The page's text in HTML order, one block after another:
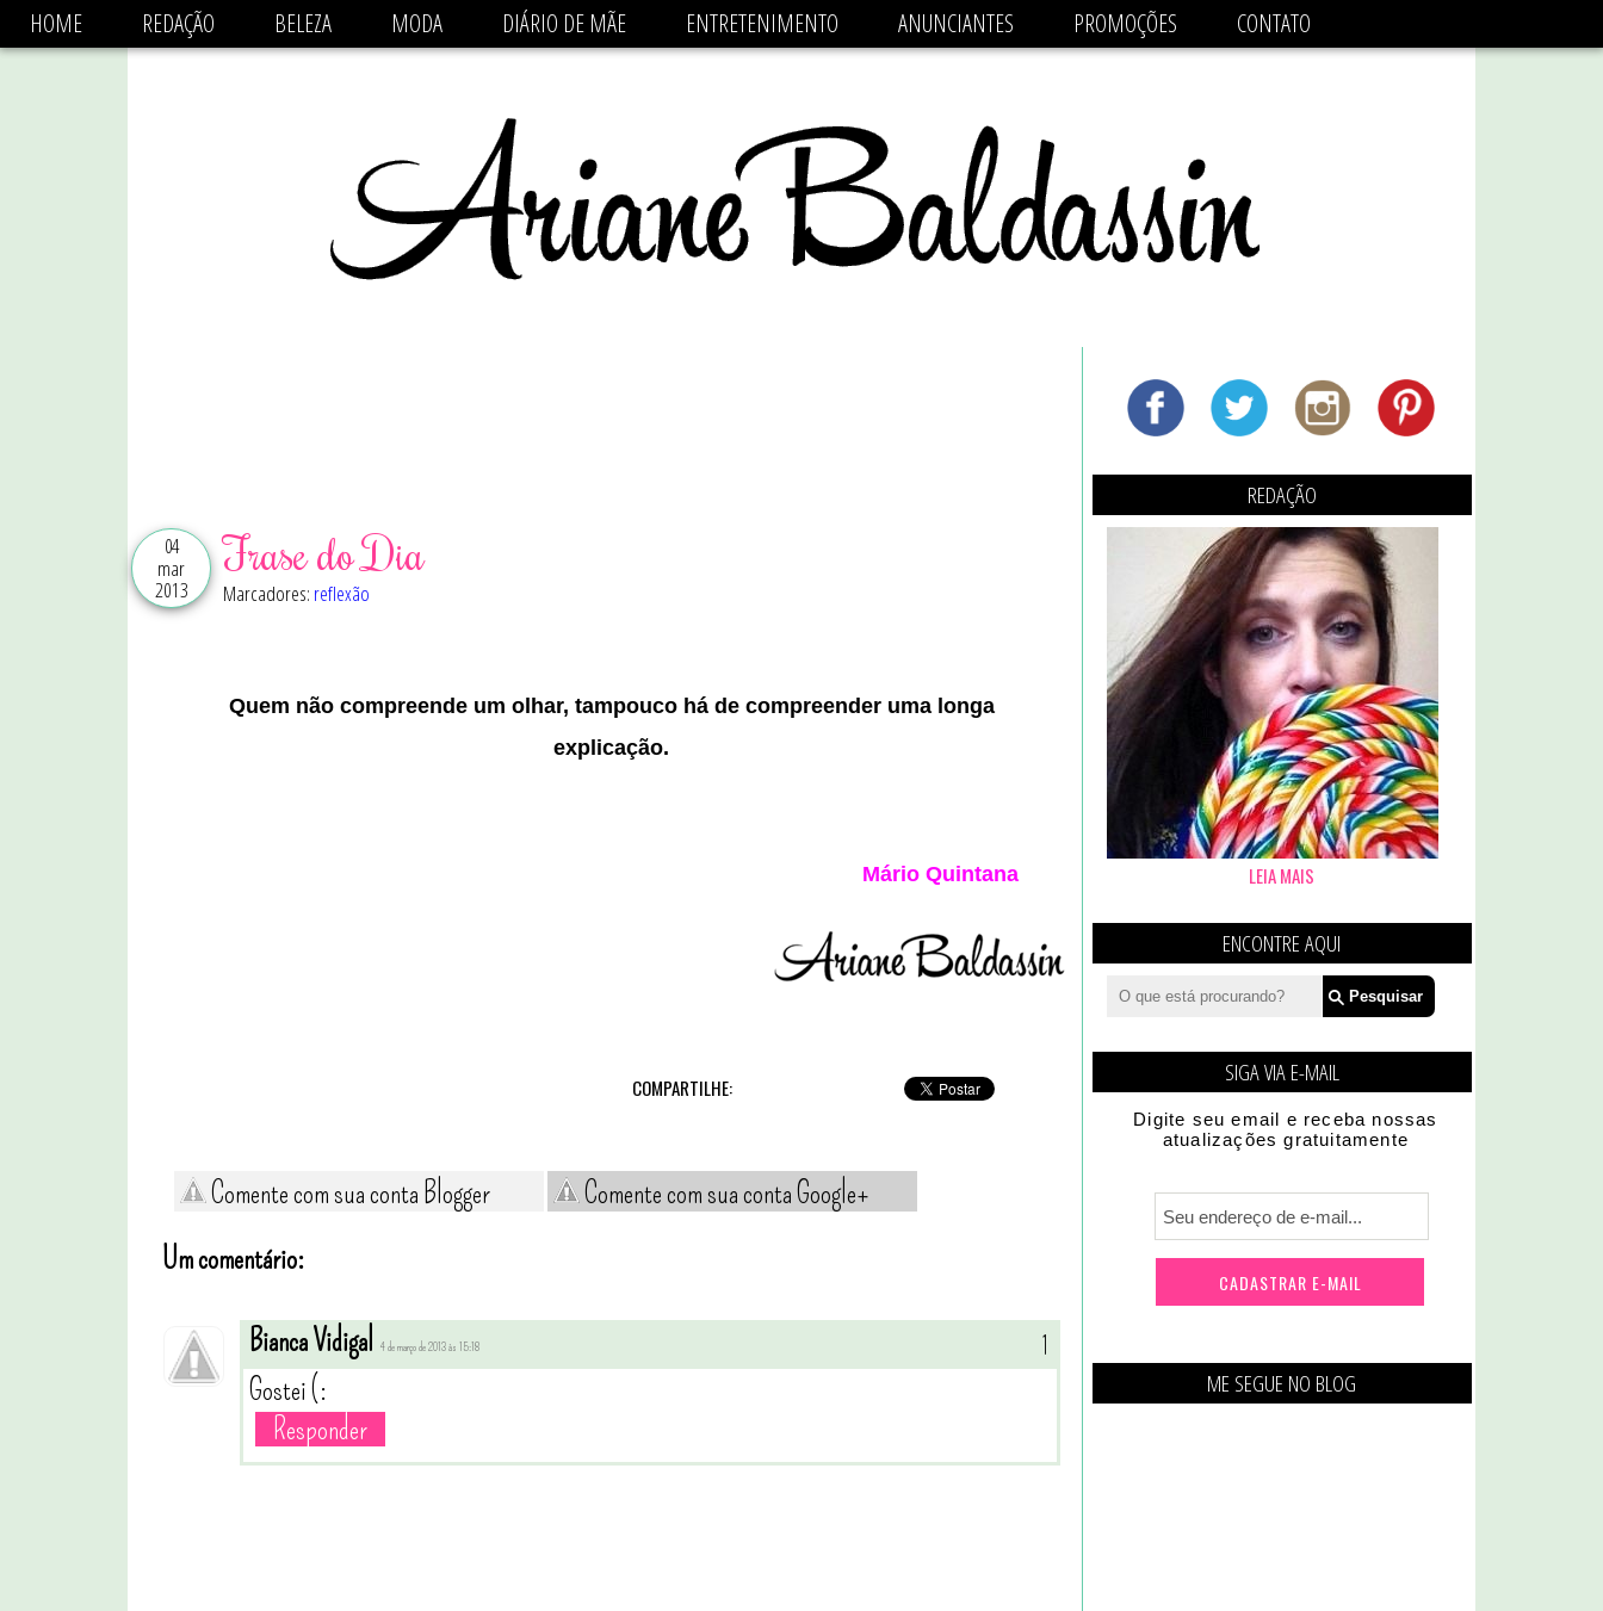
async='async' data-ad-client='ca-pub-1470782825684808' src='https://pagead2.googlesyndication.com/pagead/js/adsbygoogle.js'/>
HOME REDAÇÃO BELEZA MODA DIÁRIO DE MÃE ENTRETENIMENTO ANUNCIANTES PROMOÇÕES CONTATO
04
mar
2013
Frase do Dia
Marcadores: reflexão
Quem não compreende um olhar, tampouco há de compreender uma longa
explicação.
Mário Quintana
COMPARTILHE:
Comente com sua conta Blogger
Comente com sua conta Google+
Um comentário:
Bianca Vidigal 4 de março de 2013 às 15:18
Gostei (:
Responder
REDAÇÃO
LEIA MAIS
ENCONTRE AQUI
SIGA VIA E-MAIL
Digite seu email e receba nossas
atualizações gratuitamente
ME SEGUE NO BLOG